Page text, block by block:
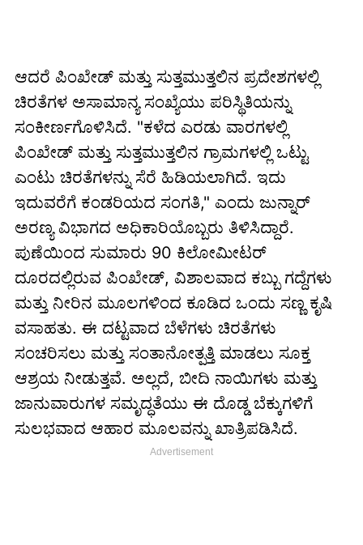
ಆದರೆ ಪಿಂಖೇಡ್ ಮತ್ತು ಸುತ್ತಮುತ್ತಲಿನ ಪ್ರದೇಶಗಳಲ್ಲಿ
ಚಿರತೆಗಳ ಅಸಾಮಾನ್ಯ ಸಂಖ್ಯೆಯು ಪರಿಸ್ಥಿತಿಯನ್ನು
ಸಂಕೀರ್ಣಗೊಳಿಸಿದೆ. "ಕಳೆದ ಎರಡು ವಾರಗಳಲ್ಲಿ
ಪಿಂಖೇಡ್ ಮತ್ತು ಸುತ್ತಮುತ್ತಲಿನ ಗ್ರಾಮಗಳಲ್ಲಿ ಒಟ್ಟು
ಎಂಟು ಚಿರತೆಗಳನ್ನು ಸೆರೆ ಹಿಡಿಯಲಾಗಿದೆ. ಇದು
ಇದುವರೆಗೆ ಕಂಡರಿಯದ ಸಂಗತಿ," ಎಂದು ಜುನ್ನಾರ್
ಅರಣ್ಯ ವಿಭಾಗದ ಅಧಿಕಾರಿಯೊಬ್ಬರು ತಿಳಿಸಿದ್ದಾರೆ.
ಪುಣೆಯಿಂದ ಸುಮಾರು 90 ಕಿಲೋಮೀಟರ್
ದೂರದಲ್ಲಿರುವ ಪಿಂಖೇಡ್, ವಿಶಾಲವಾದ ಕಬ್ಬು ಗದ್ದೆಗಳು
ಮತ್ತು ನೀರಿನ ಮೂಲಗಳಿಂದ ಕೂಡಿದ ಒಂದು ಸಣ್ಣ ಕೃಷಿ
ವಸಾಹತು. ಈ ದಟ್ಟವಾದ ಬೆಳೆಗಳು ಚಿರತೆಗಳು
ಸಂಚರಿಸಲು ಮತ್ತು ಸಂತಾನೋತ್ಪತ್ತಿ ಮಾಡಲು ಸೂಕ್ತ
ಆಶ್ರಯ ನೀಡುತ್ತವೆ. ಅಲ್ಲದೆ, ಬೀದಿ ನಾಯಿಗಳು ಮತ್ತು
ಜಾನುವಾರುಗಳ ಸಮೃದ್ಧತೆಯು ಈ ದೊಡ್ಡ ಬೆಕ್ಕುಗಳಿಗೆ
ಸುಲಭವಾದ ಆಹಾರ ಮೂಲವನ್ನು ಖಾತ್ರಿಪಡಿಸಿದೆ.